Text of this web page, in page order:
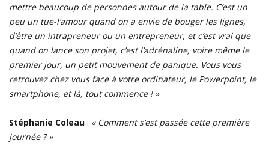
mettre beaucoup de personnes autour de la table. C’est un
peu un tue-l’amour quand on a envie de bouger les lignes,
d’être un intrapreneur ou un entrepreneur, et c’est vrai que
quand on lance son projet, c’est l’adrénaline, voire même le
premier jour, un petit mouvement de panique. Vous vous
retrouvez chez vous face à votre ordinateur, le Powerpoint, le
smartphone, et là, tout commence ! »
Stéphanie Coleau : « Comment s’est passée cette première
journée ? »